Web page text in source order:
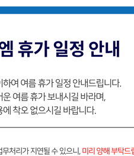
지보수지원 게시판
드리며, 별도의 안내없이 처리